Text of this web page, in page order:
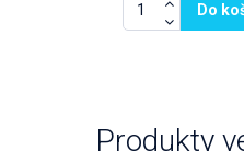
Do
Produkty